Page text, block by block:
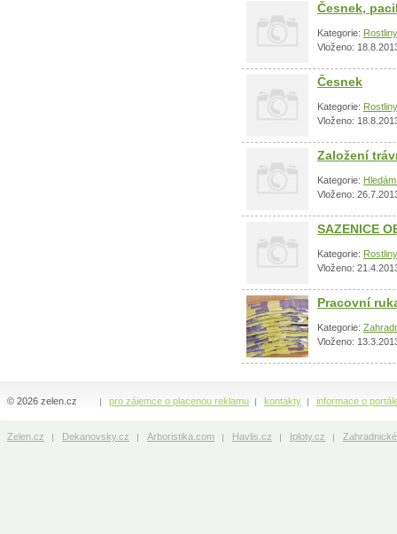
Česnek,
Kategorie:
Vloženo:
Česnek
Kategorie:
Vloženo:
Založení
Kategorie:
Vloženo:
SAZENICE
Kategorie:
Vloženo:
Pracovní
Kategorie:
Vloženo:
pro zájemce o placenou reklamu kontakty informace o
© 2026 zelen.cz
Zelen.cz Dekanovsky.cz Arboristika.com Havlis.cz Iploty.cz